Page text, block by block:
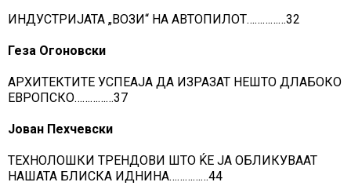
ИНДУСТРИЈАТА „ВОЗИ“ НА АВТОПИЛОТ……………32
Геза Огоновски
АРХИТЕКТИТЕ УСПЕАЈА ДА ИЗРАЗАТ НЕШТО ДЛАБОКО
ЕВРОПСКО……………37
Јован Пехчевски
ТЕХНОЛОШКИ ТРЕНДОВИ ШТО ЌЕ ЈА ОБЛИКУВААТ
НАШАТА БЛИСКА ИДНИНА……………44